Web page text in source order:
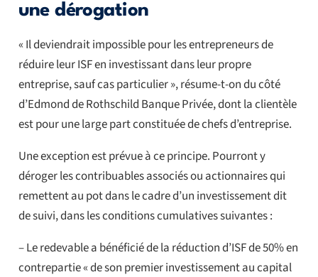
une dérogation
« Il deviendrait impossible pour les entrepreneurs de
réduire leur ISF en investissant dans leur propre
entreprise, sauf cas particulier », résume-t-on du côté
d’Edmond de Rothschild Banque Privée, dont la clientèle
est pour une large part constituée de chefs d’entreprise.
Une exception est prévue à ce principe. Pourront y
déroger les contribuables associés ou actionnaires qui
remettent au pot dans le cadre d’un investissement dit
de suivi, dans les conditions cumulatives suivantes :
– Le redevable a bénéficié de la réduction d’ISF de 50% en
contrepartie « de son premier investissement au capital